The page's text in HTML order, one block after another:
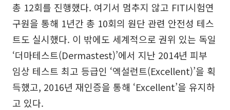
총 12회를 진행했다. 여기서 멈추지 않고 FITI시험연
구원을 통해 1년간 총 10회의 원단 관련 안전성 테스
트도 실시했다. 이 밖에도 세계적으로 권위 있는 독일
‘더마테스트(Dermastest)’에서 지난 2014년 피부
임상 테스트 최고 등급인 ‘엑설런트(Excellent)’을 획
득했고, 2016년 재인증을 통해 ‘Excellent’을 유지하
고 있다.